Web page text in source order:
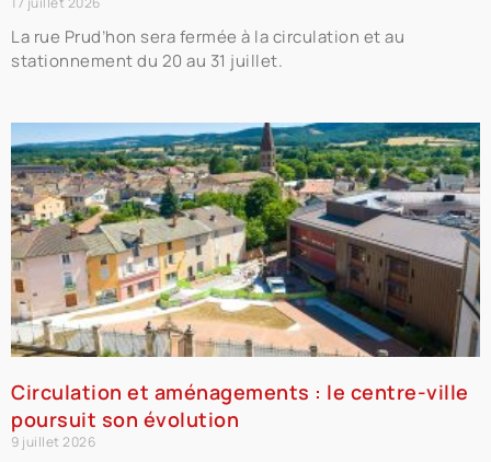
La rue Prud’hon sera fermée à la circulation et au
stationnement du 20 au 31 juillet.
Circulation et aménagements : le centre-ville
poursuit son évolution
9 juillet 2026